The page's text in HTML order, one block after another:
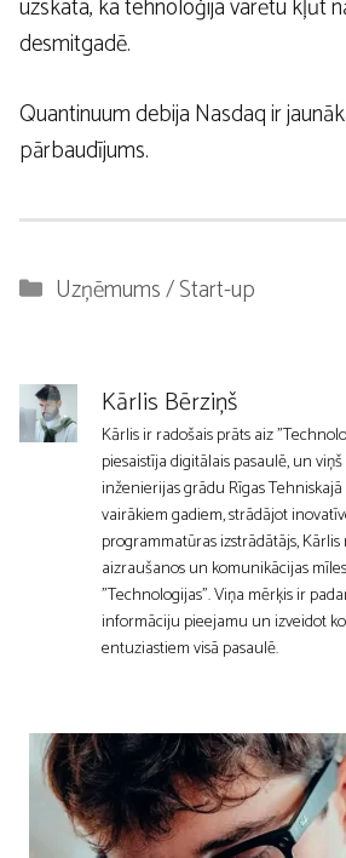
desmitgadē.
Quantinuum debija Nasdaq ir
pārbaudījums.
Kategorijas
Uzņēmums / Start-up
Kārlis Bērziņš
Kārlis ir radošais prāts aiz
piesaistīja digitālais pasaulē, un
inženierijas grādu Rīgas
vairākiem gadiem, strādājot
programmatūras izstrādātājs,
aizraušanos un komunikācijas
"Technologijas". Viņa mērķis ir
informāciju pieejamu un izveidot
entuziastiem visā pasaulē.